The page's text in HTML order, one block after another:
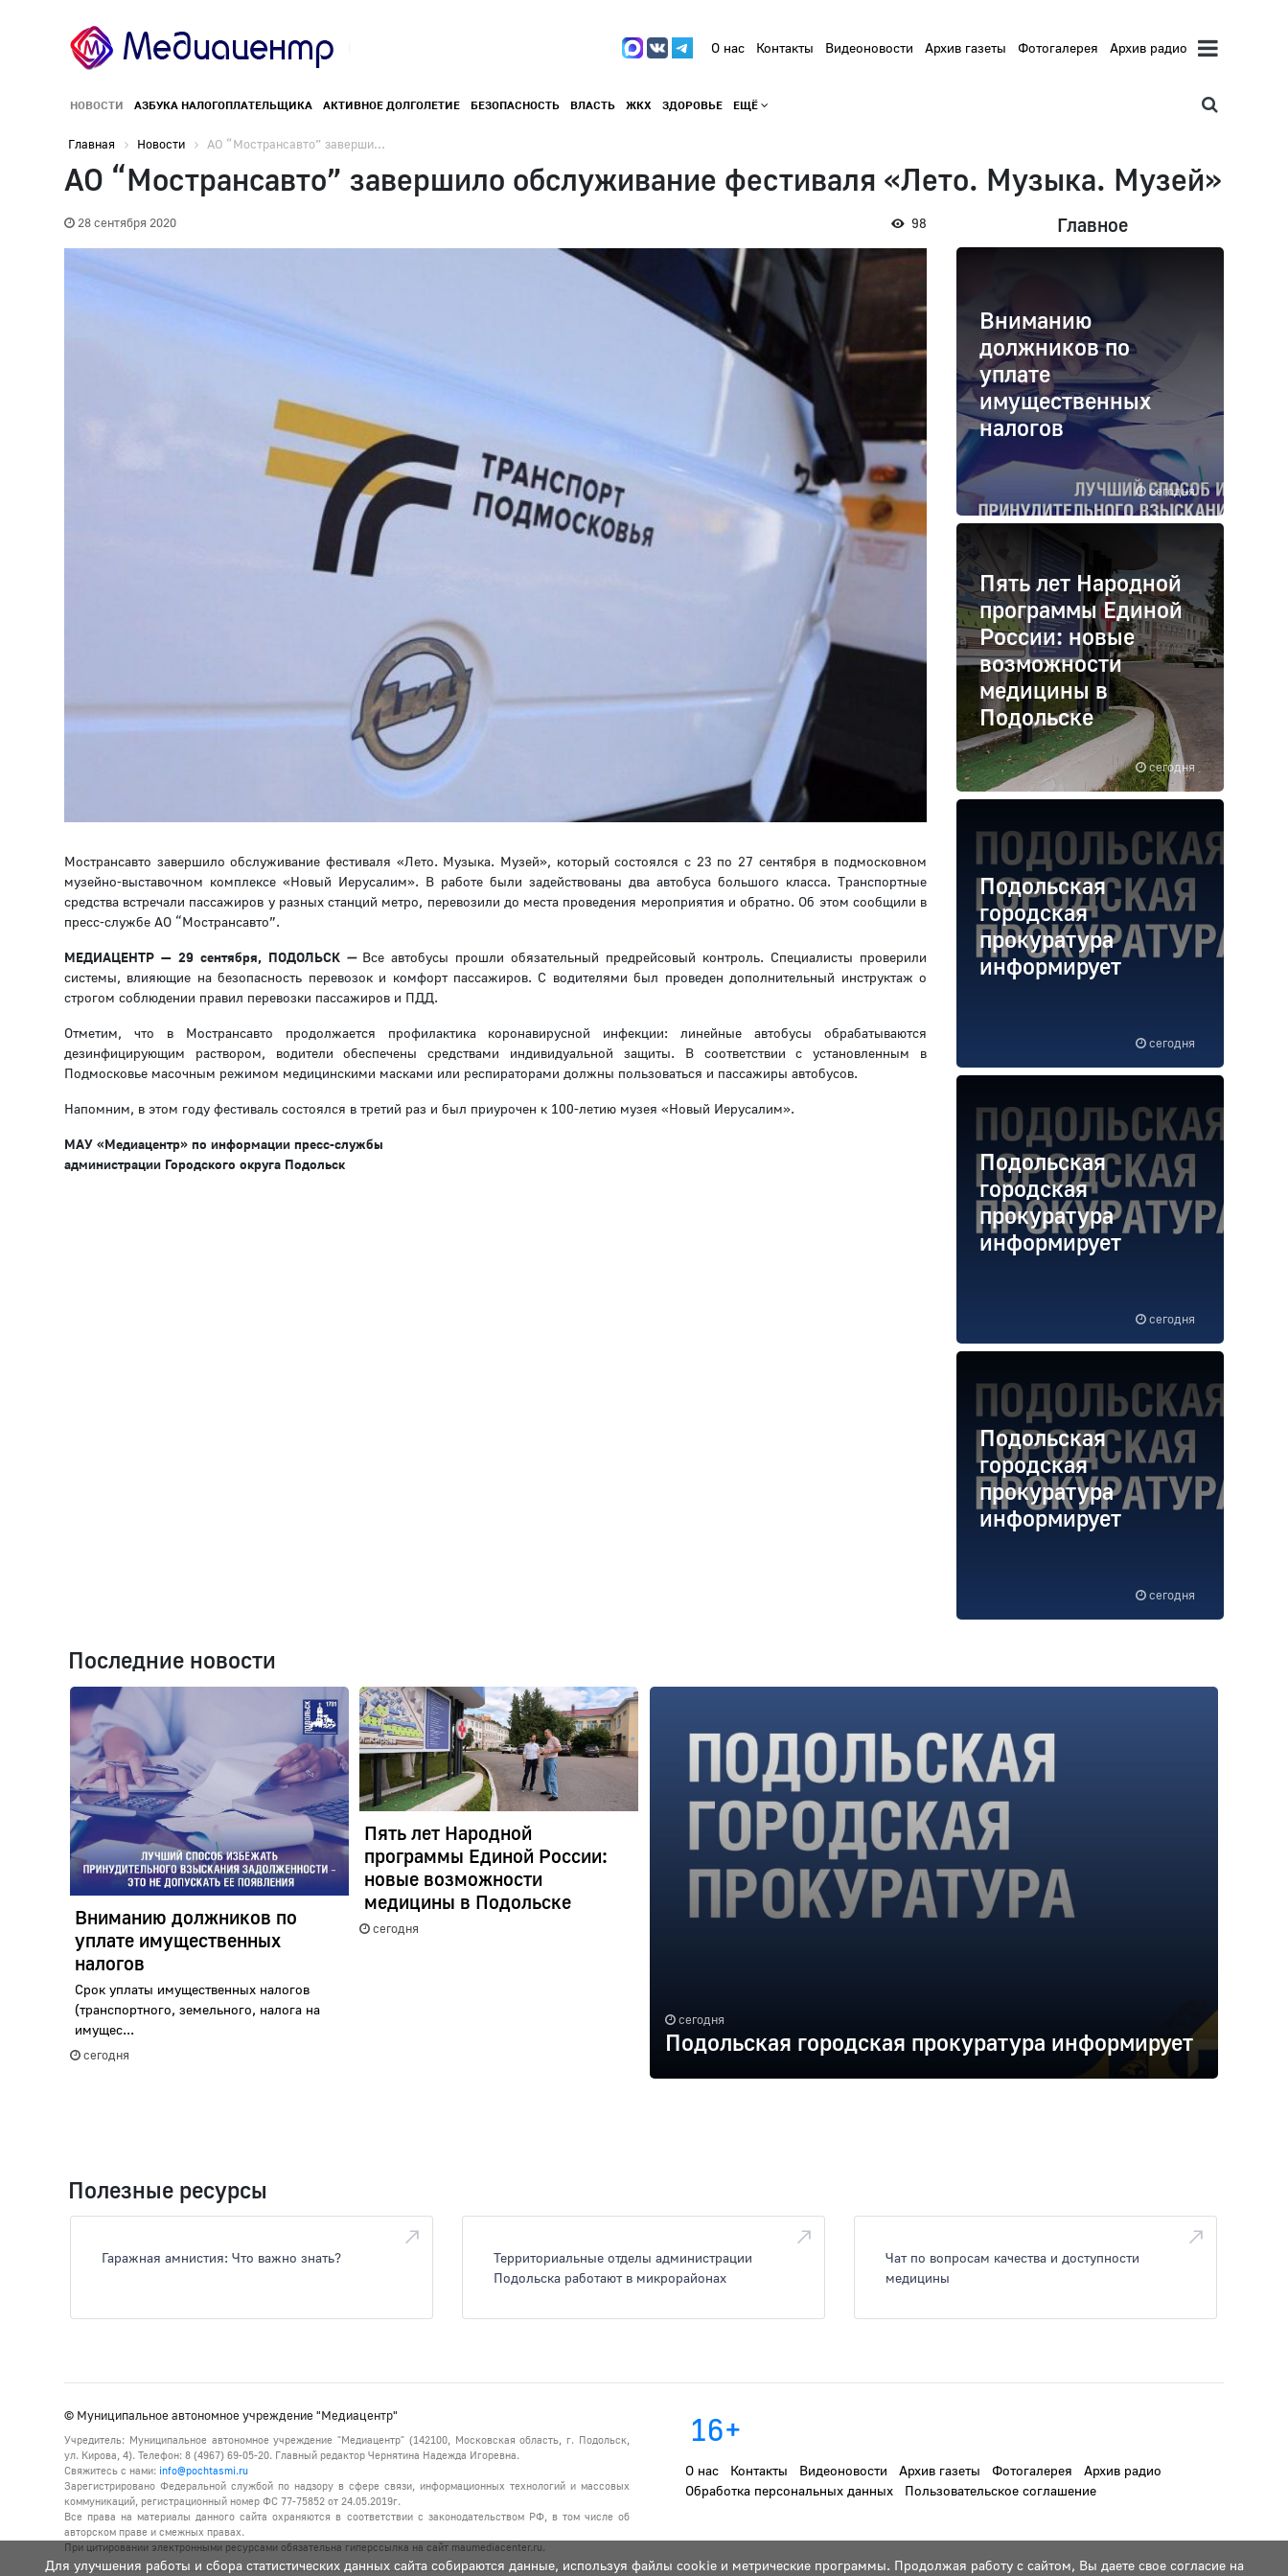
О нас Контакты Видеоновости Архив газеты Фотогалерея Архив радио
НОВОСТИ АЗБУКА НАЛОГОПЛАТЕЛЬЩИКА АКТИВНОЕ ДОЛГОЛЕТИЕ БЕЗОПАСНОСТЬ ВЛАСТЬ ЖКХ ЗДОРОВЬЕ ЕЩЁ
Главная Новости АО “Мострансавто” заверши...
АО “Мострансавто” завершило обслуживание фестиваля «Лето. Музыка. Музей»
28 сентября 2020 98
Мострансавто завершило обслуживание фестиваля «Лето. Музыка. Музей», который состоялся с 23 по 27 сентября в подмосковном
музейно-выставочном комплексе «Новый Иерусалим». В работе были задействованы два автобуса большого класса. Транспортные
средства встречали пассажиров у разных станций метро, перевозили до места проведения мероприятия и обратно. Об этом сообщили в
пресс-службе АО “Мострансавто”.
МЕДИАЦЕНТР — 29 сентября, ПОДОЛЬСК — Все автобусы прошли обязательный предрейсовый контроль. Специалисты проверили
системы, влияющие на безопасность перевозок и комфорт пассажиров. С водителями был проведен дополнительный инструктаж о
строгом соблюдении правил перевозки пассажиров и ПДД.
Отметим, что в Мострансавто продолжается профилактика коронавирусной инфекции: линейные автобусы обрабатываются
дезинфицирующим раствором, водители обеспечены средствами индивидуальной защиты. В соответствии с установленным в
Подмосковье масочным режимом медицинскими масками или респираторами должны пользоваться и пассажиры автобусов.
Напомним, в этом году фестиваль состоялся в третий раз и был приурочен к 100-летию музея «Новый Иерусалим».
МАУ «Медиацентр» по информации пресс-службы
администрации Городского округа Подольск
Главное
сегодня
Вниманию
должников по
уплате
имущественных
налогов
сегодня
Пять лет Народной
программы Единой
России: новые
возможности
медицины в
Подольске
сегодня
Подольская
городская
прокуратура
информирует
сегодня
Подольская
городская
прокуратура
информирует
сегодня
Подольская
городская
прокуратура
информирует
Последние новости
Вниманию должников по
уплате имущественных
налогов
Срок уплаты имущественных налогов
(транспортного, земельного, налога на
имущес...
сегодня
Пять лет Народной
программы Единой России:
новые возможности
медицины в Подольске
сегодня
сегодня
Подольская городская прокуратура информирует
Полезные ресурсы
Гаражная амнистия: Что важно знать?
Территориальные отделы администрации
Подольска работают в микрорайонах
Чат по вопросам качества и доступности
медицины
Для улучшения работы и сбора статистических данных сайта собираются данные, используя файлы cookie и метрические программы. Продолжая работу с сайтом, Вы даете свое согласие на
© Муниципальное автономное учреждение "Медиацентр"
Учредитель: Муниципальное автономное учреждение "Медиацентр" (142100, Московская область, г. Подольск,
ул. Кирова, 4). Телефон: 8 (4967) 69-05-20. Главный редактор Чернятина Надежда Игоревна.
Свяжитесь с нами: info@pochtasmi.ru
Зарегистрировано Федеральной службой по надзору в сфере связи, информационных технологий и массовых
коммуникаций, регистрационный номер ФС 77-75852 от 24.05.2019г.
Все права на материалы данного сайта охраняются в соответствии с законодательством РФ, в том числе об
авторском праве и смежных правах.
При цитировании электронными ресурсами обязательна гиперссылка на сайт maumediacenter.ru.
16+
О нас Контакты Видеоновости Архив газеты Фотогалерея
Архив радио
Обработка персональных данных
Пользовательское соглашение